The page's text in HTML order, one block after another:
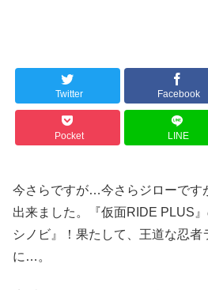
Twitter Facebook
Pocket LINE
今さらですが…今さらジローで
出来ました。『仮面RIDE PLUS
シノビ』！果たして、王道な忍
に…。